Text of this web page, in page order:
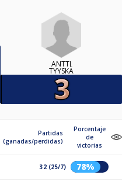
ANTTI
TYYSKÄ
Partidas
(ganadas/perdidas)
Porcentaje
de
victorias
32 (25/7) 78%